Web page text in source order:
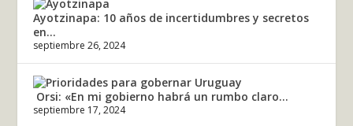
Ayotzinapa: 10 años de incertidumbres y secretos
en...
septiembre 26, 2024
Orsi: «En mi gobierno habrá un rumbo claro...
septiembre 17, 2024